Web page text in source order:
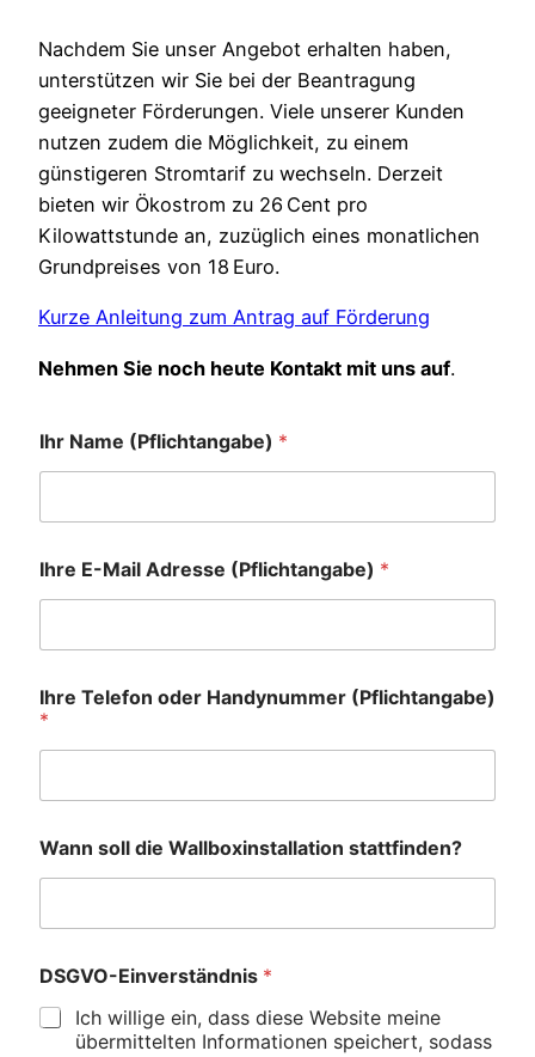
Nachdem Sie unser Angebot erhalten haben,
unterstützen wir Sie bei der Beantragung
geeigneter Förderungen. Viele unserer Kunden
nutzen zudem die Möglichkeit, zu einem
günstigeren Stromtarif zu wechseln. Derzeit
bieten wir Ökostrom zu 26 Cent pro
Kilowattstunde an, zuzüglich eines monatlichen
Grundpreises von 18 Euro.
Kurze Anleitung zum Antrag auf Förderung
Nehmen Sie noch heute Kontakt mit uns auf.
Ihr Name (Pflichtangabe) *
Ihre E-Mail Adresse (Pflichtangabe) *
Ihre Telefon oder Handynummer (Pflichtangabe)
*
Wann soll die Wallboxinstallation stattfinden?
DSGVO-Einverständnis *
Ich willige ein, dass diese Website meine
übermittelten Informationen speichert, sodass